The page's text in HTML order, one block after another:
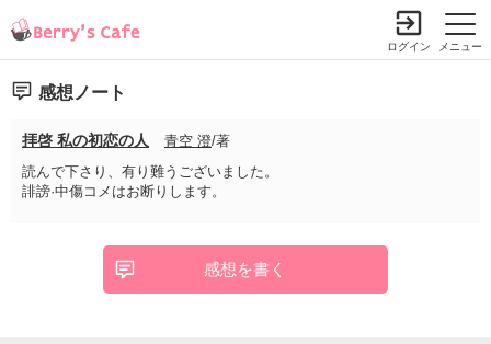
メニュー
ログイン
感想ノート
拝啓 私の初恋の人 青空 澄/著
読んで下さり、有り難うございました。
誹謗·中傷コメはお断りします。
感想を書く